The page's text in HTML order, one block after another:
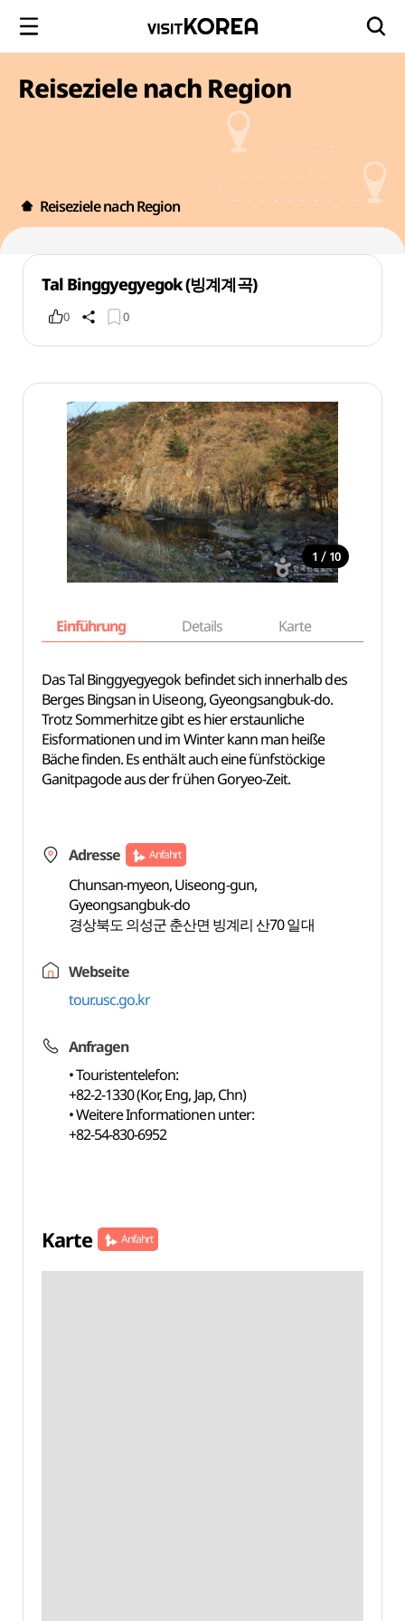
Reiseziele nach Region
Reiseziele nach Region
Tal Binggyegyegok (빙계계곡)
0 0
1 / 10
Einführung Details Karte
Das Tal Binggyegyegok befindet sich innerhalb des
Berges Bingsan in Uiseong, Gyeongsangbuk-do.
Trotz Sommerhitze gibt es hier erstaunliche
Eisformationen und im Winter kann man heiße
Bäche finden. Es enthält auch eine fünfstöckige
Ganitpagode aus der frühen Goryeo-Zeit.
Adresse Anfahrt
Chunsan-myeon, Uiseong-gun,
Gyeongsangbuk-do
경상북도 의성군 춘산면 빙계리 산70 일대
Webseite
tour.usc.go.kr
Anfragen
• Touristentelefon:
+82-2-1330 (Kor, Eng, Jap, Chn)
• Weitere Informationen unter:
+82-54-830-6952
Karte Anfahrt